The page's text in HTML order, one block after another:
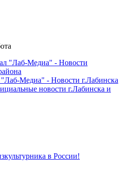
Медиа" - Новости г.Лабинска
новости г.Лабинска и
в России!